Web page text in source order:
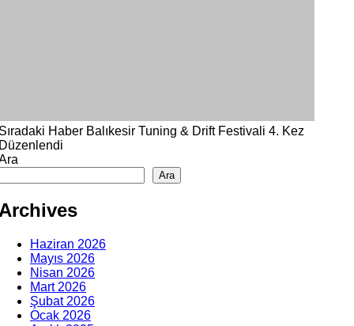
Haber Balıkesir Tuning & Drift Festivali 4. Kez
Ara
Haziran 2026
Mayıs 2026
Nisan 2026
Mart 2026
Şubat 2026
Ocak 2026